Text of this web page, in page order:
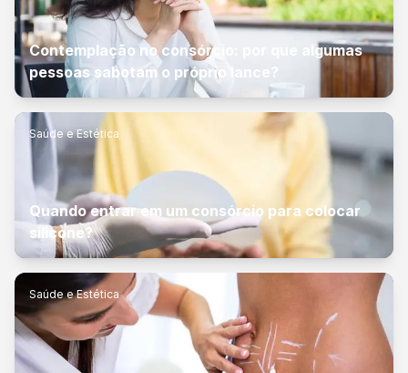
Contemplação no consórcio: por que algumas
pessoas sabotam o próprio lance?
Saúde e Estética
Quando entrar em um consórcio para colocar
silicone?
Saúde e Estética